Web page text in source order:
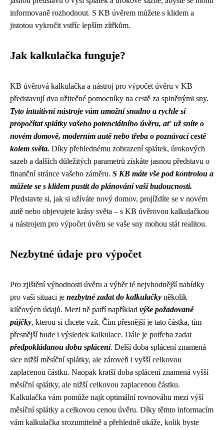
informovaně rozhodnout. S KB úvěrem můžete s klidem a
jistotou vykročit vstříc lepším zítřkům.
Jak kalkulačka funguje?
KB úvěrová kalkulačka a nástroj pro výpočet úvěru v KB
představují dva užitečné pomocníky na cestě za splněnými sny.
Tyto intuitivní nástroje vám umožní snadno a rychle si
propočítat splátky vašeho potenciálního úvěru, ať už sníte o
novém domově, moderním autě nebo třeba o poznávací cestě
kolem světa. Díky přehlednému zobrazení splátek, úrokových
sazeb a dalších důležitých parametrů získáte jasnou představu o
finanční stránce vašeho záměru. S KB máte vše pod kontrolou a
můžete se s klidem pustit do plánování vaší budoucnosti.
Představte si, jak si užíváte nový domov, projíždíte se v novém
autě nebo objevujete krásy světa – s KB úvěrovou kalkulačkou
a nástrojem pro výpočet úvěru se vaše sny mohou stát realitou.
Nezbytné údaje pro výpočet
Pro zjištění výhodnosti úvěru a výběr té nejvhodnější nabídky
pro vaši situaci je nezbytné zadat do kalkulačky několik
klíčových údajů. Mezi ně patří například výše požadované
půjčky, kterou si chcete vzít. Čím přesnější je tato částka, tím
přesnější bude i výsledek kalkulace. Dále je potřeba zadat
předpokládanou dobu splácení. Delší doba splácení znamená
sice nižší měsíční splátky, ale zároveň i vyšší celkovou
zaplacenou částku. Naopak kratší doba splácení znamená vyšší
měsíční splátky, ale nižší celkovou zaplacenou částku.
Kalkulačka vám pomůže najít optimální rovnováhu mezi výší
měsíční splátky a celkovou cenou úvěru. Díky těmto informacím
vám kalkulačka srozumitelně a přehledně ukáže, kolik byste